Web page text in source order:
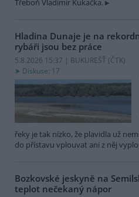
Třeboň Vladimír Kukačka.
Hladina Dunaje je na
rybáři jsou bez práce
5.8.2026 15:37 | BUKUREŠŤ (ČTK)
Diskuse: 17
řeky je tak nízko, že plavidla už
do přístavu vplouvat ani z něj
Bozkovské jeskyně na
teplot nečekaný nápor